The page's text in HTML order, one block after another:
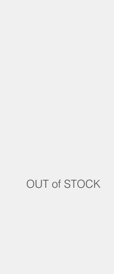
OUT of STOCK